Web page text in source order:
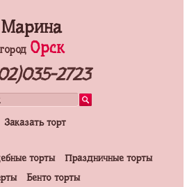
Марина
город Орск
2723
Заказать торт
торты
Праздничные торты
Бенто торты